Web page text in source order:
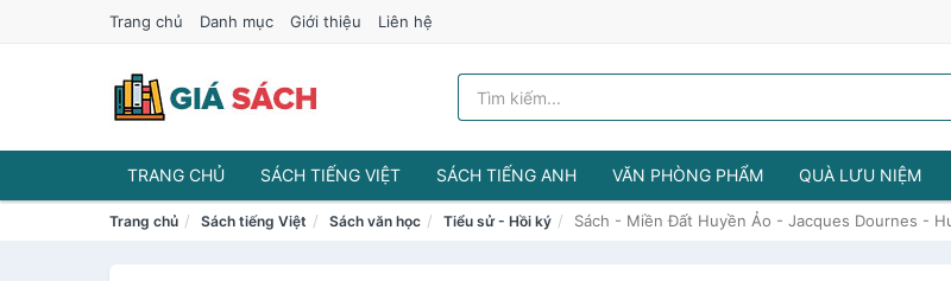
Trang chủ Danh mục Giới thiệu Liên hệ
TRANG CHỦ SÁCH TIẾNG VIỆT SÁCH TIẾNG ANH VĂN PHÒNG PHẨM QUÀ LƯU NIỆM
Trang chủ Sách tiếng Việt Sách văn học Tiểu sử - Hồi ký Sách - Miền Đất Huyền Ảo - Jacques Dournes -